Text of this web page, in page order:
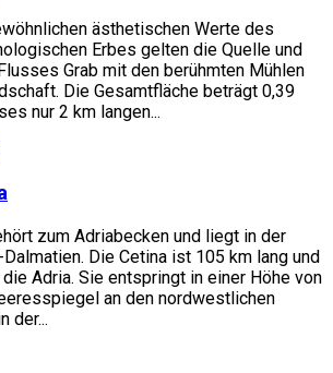
ästhetischen Werte des
Erbes gelten die Quelle und
Grab mit den berühmten Mühlen
Die Gesamtfläche beträgt 0,39
nur 2 km langen...
zum Adriabecken und liegt in der
Die Cetina ist 105 km lang und
Adria. Sie entspringt in einer Höhe von
an den nordwestlichen
der...